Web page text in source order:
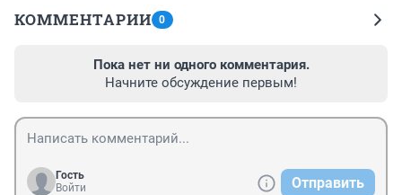
КОММЕНТАРИИ 0
Пока нет ни одного комментария.
Начните обсуждение первым!
Гость
Войти
Отправить